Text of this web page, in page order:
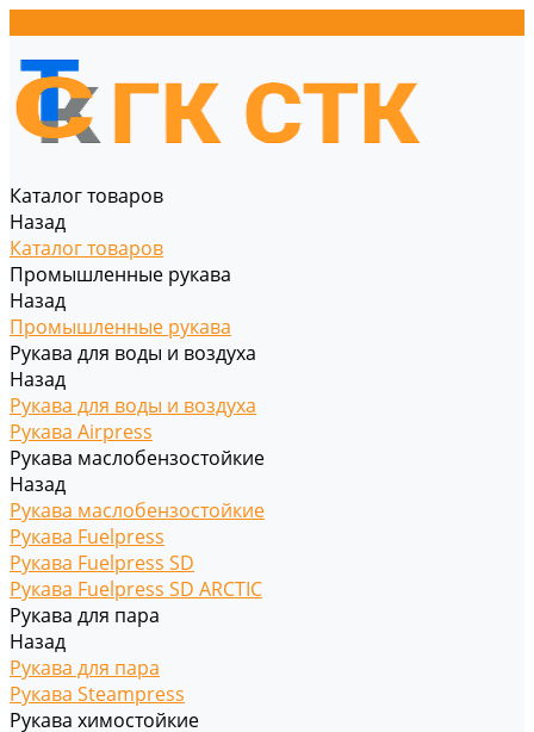
Каталог товаров
Назад
Каталог товаров
Промышленные рукава
Назад
Промышленные рукава
Рукава для воды и воздуха
Назад
Рукава для воды и воздуха
Рукава Airpress
Рукава маслобензостойкие
Назад
Рукава маслобензостойкие
Рукава Fuelpress
Рукава Fuelpress SD
Рукава Fuelpress SD ARCTIC
Рукава для пара
Назад
Рукава для пара
Рукава Steampress
Рукава химостойкие